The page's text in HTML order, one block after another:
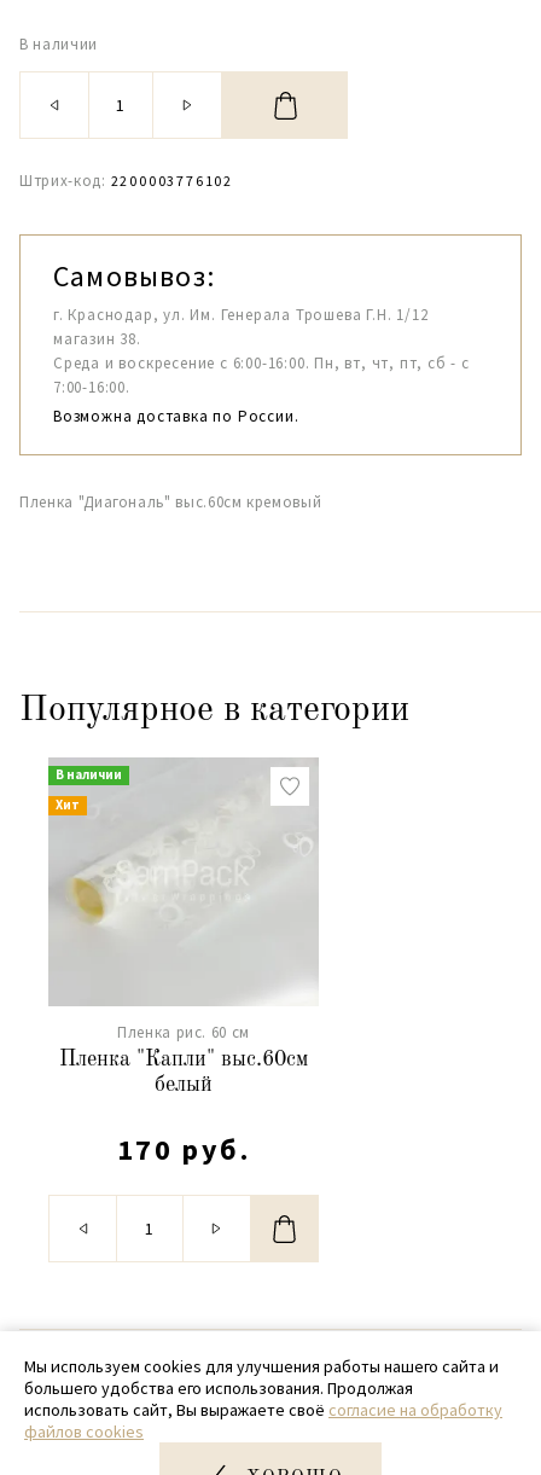
В наличии
Штрих-код: 2200003776102
Самовывоз:
г. Краснодар, ул. Им. Генерала Трошева Г.Н. 1/12
магазин 38.
Среда и воскресение с 6:00-16:00. Пн, вт, чт, пт, сб - с
7:00-16:00.
Возможна доставка по России.
Пленка "Диагональ" выс.60см кремовый
Популярное в категории
В наличии
Хит
Пленка рис. 60 см
Пленка "Капли" выс.60см
белый
170 руб.
© 2020 - 2026 SamPack
+ 7 (918) 699-97-87
zakaz@sampack.store
Мы используем cookies для улучшения работы нашего сайта и
большего удобства его использования. Продолжая
использовать сайт, Вы выражаете своё согласие на обработку
файлов cookies